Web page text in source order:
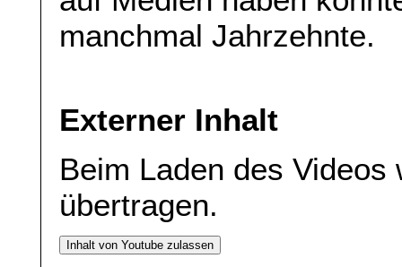
manchmal Jahrzehnte.
Externer Inhalt
Beim Laden des Videos
übertragen.
Inhalt von Youtube zulassen